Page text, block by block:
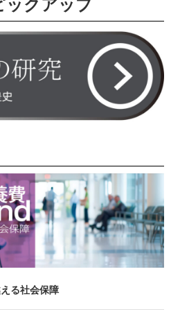
ックアップ
る社会保障